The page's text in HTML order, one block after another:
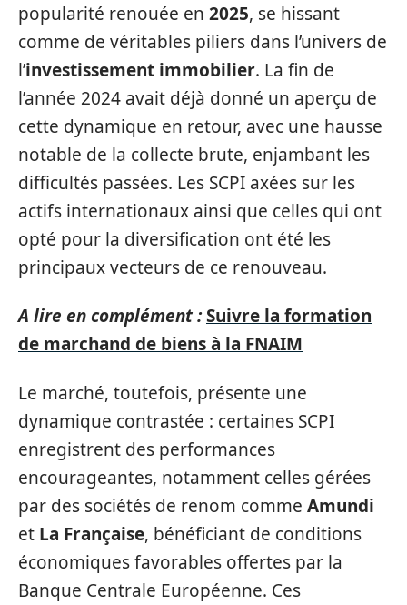
popularité renouée en 2025, se hissant
comme de véritables piliers dans l’univers de
l’investissement immobilier. La fin de
l’année 2024 avait déjà donné un aperçu de
cette dynamique en retour, avec une hausse
notable de la collecte brute, enjambant les
difficultés passées. Les SCPI axées sur les
actifs internationaux ainsi que celles qui ont
opté pour la diversification ont été les
principaux vecteurs de ce renouveau.
A lire en complément :Suivre la formation
de marchand de biens à la FNAIM
Le marché, toutefois, présente une
dynamique contrastée : certaines SCPI
enregistrent des performances
encourageantes, notamment celles gérées
par des sociétés de renom comme Amundi
et La Française, bénéficiant de conditions
économiques favorables offertes par la
Banque Centrale Européenne. Ces